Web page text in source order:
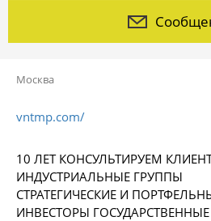
Москва
vntmp.com/
10 ЛЕТ КОНСУЛЬТИРУЕМ
ИНДУСТРИАЛЬНЫЕ ГРУППЫ
СТРАТЕГИЧЕСКИЕ И
ИНВЕСТОРЫ